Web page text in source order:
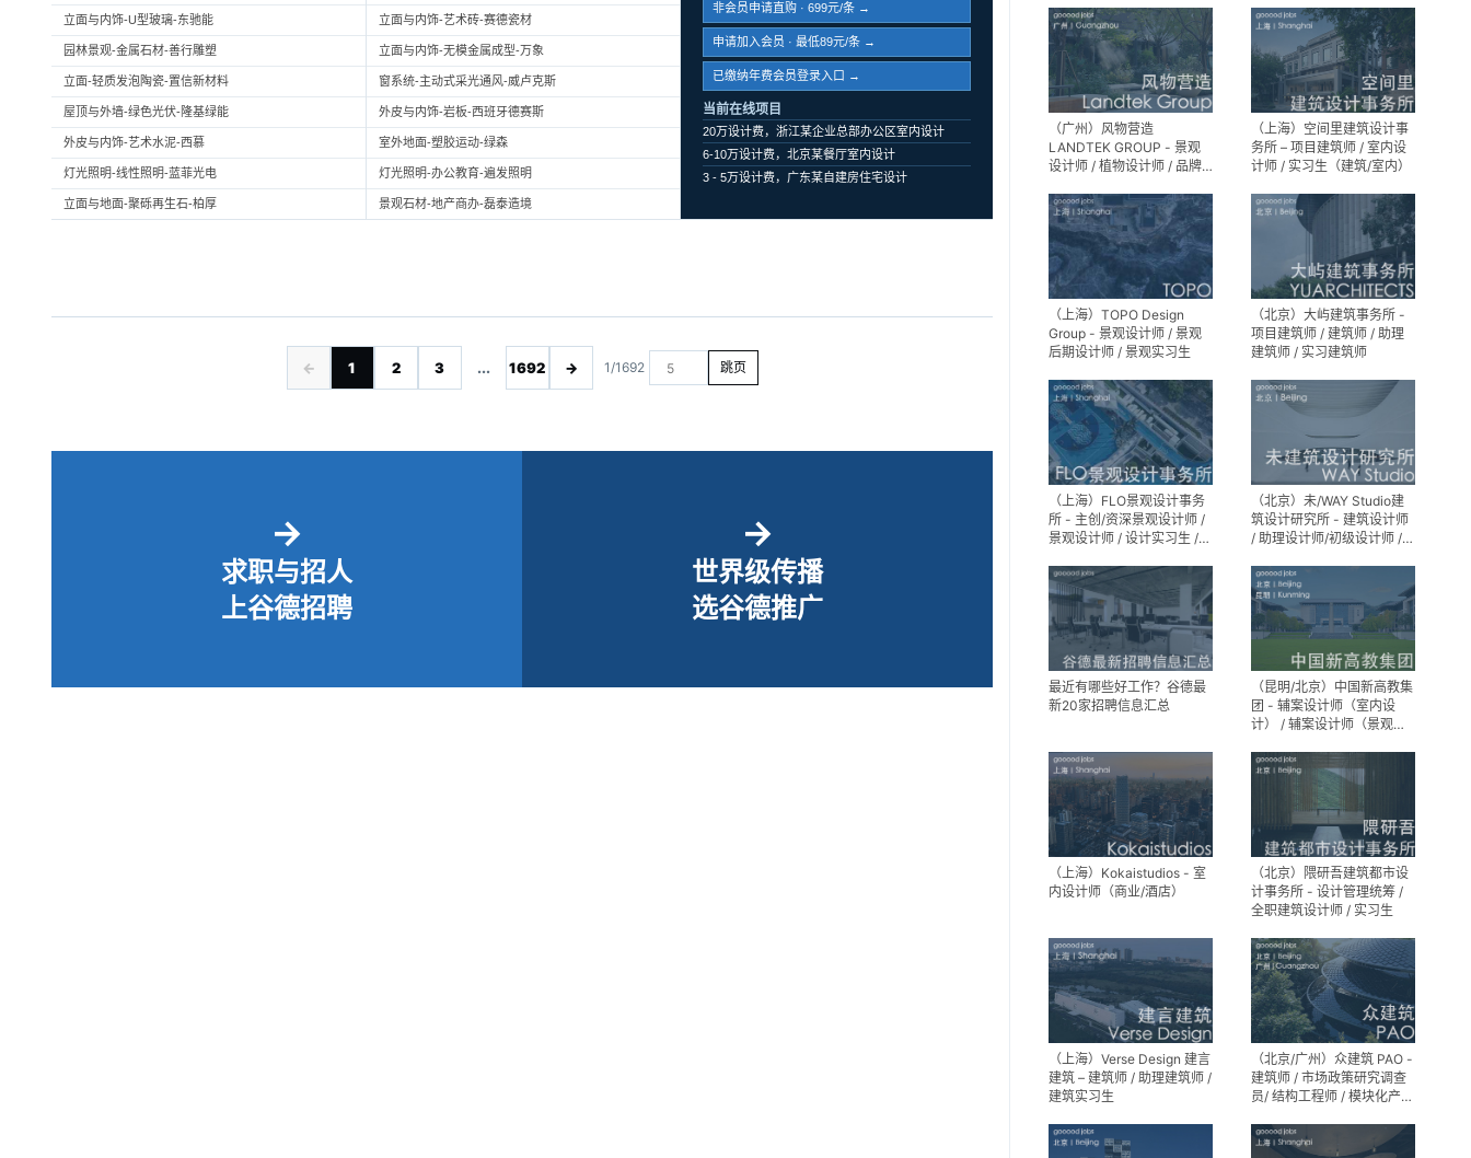
立面与内饰-U型玻璃-东驰能 立面与内饰-艺术砖-赛德瓷材
园林景观-金属石材-善行雕塑 立面与内饰-无模金属成型-万象
立面-轻质发泡陶瓷-置信新材料 窗系统-主动式采光通风-威卢克斯
屋顶与外墙-绿色光伏-隆基绿能 外皮与内饰-岩板-西班牙德赛斯
外皮与内饰-艺术水泥-西慕 室外地面-塑胶运动-绿森
灯光照明-线性照明-蓝菲光电 灯光照明-办公教育-遍发照明
立面与地面-聚砾再生石-柏厚 景观石材-地产商办-磊泰造境
非会员申请直购 · 699元/条 →
申请加入会员 · 最低89元/条 →
已缴纳年费会员登录入口 →
当前在线项目
20万设计费，浙江某企业总部办公区室内设计
6-10万设计费，北京某餐厅室内设计
3 - 5万设计费，广东某自建房住宅设计
← 1 2 3 ... 1692 → 1/1692 跳页
→
求职与招人
上谷德招聘
→
世界级传播
选谷德推广
生（常年招聘）
实习生
（广州）风物营造
LANDTEK GROUP - 景观
设计师 / 植物设计师 / 品牌
（上海）空间里建筑设计事
务所 – 项目建筑师 / 室内设
计师 / 实习生（建筑/室内）
（上海）TOPO Design
Group - 景观设计师 / 景观
后期设计师 / 景观实习生
（北京）大屿建筑事务所 -
项目建筑师 / 建筑师 / 助理
建筑师 / 实习建筑师
（上海）FLO景观设计事务
所 - 主创/资深景观设计师 /
景观设计师 / 设计实习生 /
设计师
（北京）未/WAY Studio建
筑设计研究所 - 建筑设计师
/ 助理设计师/初级设计师 /
助理
最近有哪些好工作？谷德最
新20家招聘信息汇总
（昆明/北京）中国新高教集
团 - 辅案设计师（室内设
计） / 辅案设计师（景观设
间组长 / 平面设计高级经理 /
展陈设计高级经理
（上海）Kokaistudios - 室
内设计师（商业/酒店）
（北京）隈研吾建筑都市设
计事务所 - 设计管理统筹 /
全职建筑设计师 / 实习生
（上海）Verse Design 建言
建筑 – 建筑师 / 助理建筑师 /
建筑实习生
（北京/广州）众建筑 PAO -
建筑师 / 市场政策研究调查
员/ 结构工程师 / 模块化产品
师 / 机电工程师 / 实习生